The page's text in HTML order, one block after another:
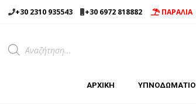
Μετάβαση
σε
+30 2310 935543 +30 6972 818882 ΠΑΡΑΛΙΑ
Products
search
ΑΡΧΙΚΉ ΥΠΝΟΔΩΜΑΤΙΟ